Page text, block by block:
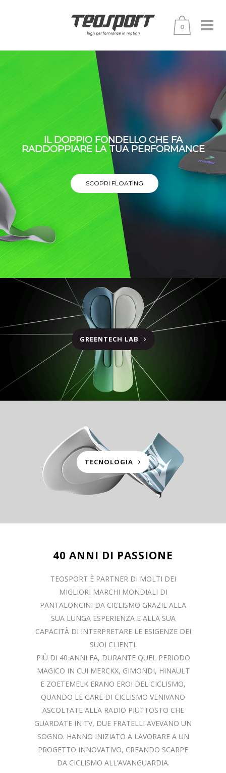
0
IL DOPPIO FONDELLO CHE FA
RADDOPPIARE LA TUA PERFORMANCE
SCOPRI FLOATING
GREENTECH LAB
TECNOLOGIA
40 ANNI DI PASSIONE
TEOSPORT È PARTNER DI MOLTI DEI
MIGLIORI MARCHI MONDIALI DI
PANTALONCINI DA CICLISMO GRAZIE ALLA
SUA LUNGA ESPERIENZA E ALLA SUA
CAPACITÀ DI INTERPRETARE LE ESIGENZE DEI
SUOI CLIENTI.
PIÙ DI 40 ANNI FA, DURANTE QUEL PERIODO
MAGICO IN CUI MERCKX, GIMONDI, HINAULT
E ZOETEMELK ERANO EROI DEL CICLISMO,
QUANDO LE GARE DI CICLISMO VENIVANO
ASCOLTATE ALLA RADIO PIUTTOSTO CHE
GUARDATE IN TV, DUE FRATELLI AVEVANO UN
SOGNO. HANNO INIZIATO A LAVORARE A UN
PROGETTO INNOVATIVO, CREANDO SCARPE
DA CICLISMO ALL’AVANGUARDIA.